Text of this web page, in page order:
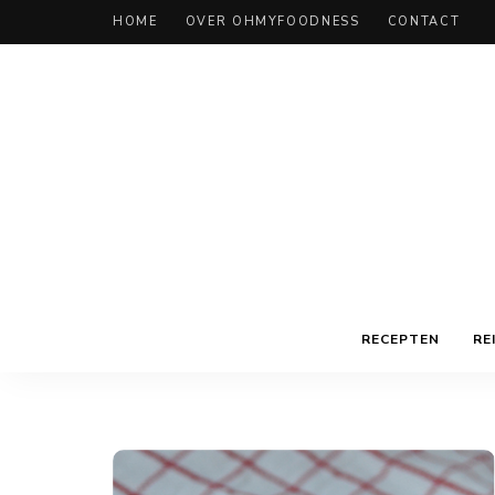
HOME OVER OHMYFOODNESS CONTACT
RECEPTEN